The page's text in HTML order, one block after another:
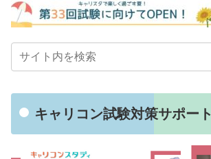
キャリコン試験対策サポート